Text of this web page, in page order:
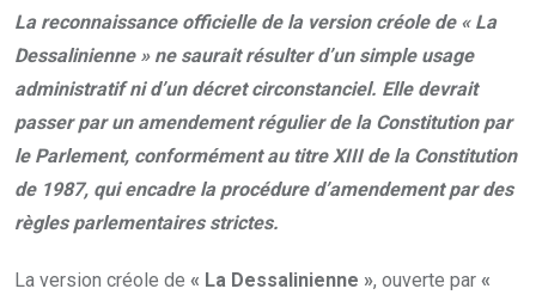
La reconnaissance officielle de la version créole de « La
Dessalinienne » ne saurait résulter d’un simple usage
administratif ni d’un décret circonstanciel. Elle devrait
passer par un amendement régulier de la Constitution par
le Parlement, conformément au titre XIII de la Constitution
de 1987, qui encadre la procédure d’amendement par des
règles parlementaires strictes.
La version créole de « La Dessalinienne », ouverte par «